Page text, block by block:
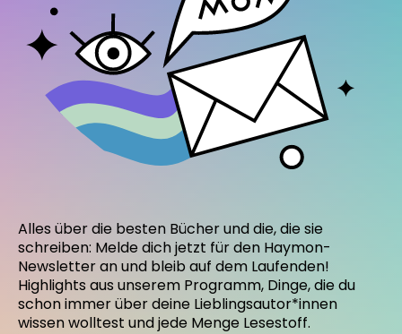
Alles über die besten Bücher und die, die sie
schreiben: Melde dich jetzt für den Haymon-
Newsletter an und bleib auf dem Laufenden!
Highlights aus unserem Programm, Dinge, die du
schon immer über deine Lieblingsautor*innen
wissen wolltest und jede Menge Lesestoff.